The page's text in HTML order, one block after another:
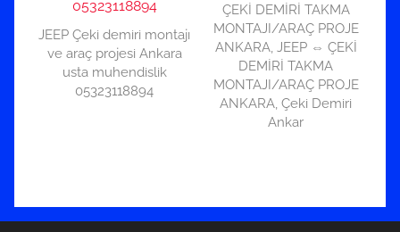
JEEP Çeki demiri montajı
ve araç projesi Ankara
usta muhendislik
05323118894
ÇEKİ DEMİRİ TAKMA
MONTAJI/ARAÇ PROJE
ANKARA, JEEP ⇔ ÇEKİ
DEMİRİ TAKMA
MONTAJI/ARAÇ PROJE
ANKARA, Çeki Demiri
Ankar